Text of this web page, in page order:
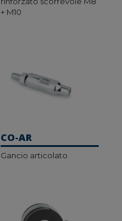
+ M10
CO-AR
Gancio articolato